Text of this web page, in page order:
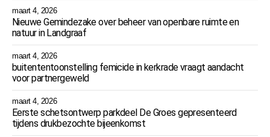
maart 4, 2026
Nieuwe Gemindezake over beheer van openbare ruimte en
natuur in Landgraaf
maart 4, 2026
buitententoonstelling femicide in kerkrade vraagt aandacht
voor partnergeweld
maart 4, 2026
Eerste schetsontwerp parkdeel De Groes gepresenteerd
tijdens drukbezochte bijeenkomst